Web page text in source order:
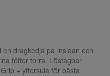
dragkedja på insidan och
fötter torra. Löstagbar
+ yttersula för bästa